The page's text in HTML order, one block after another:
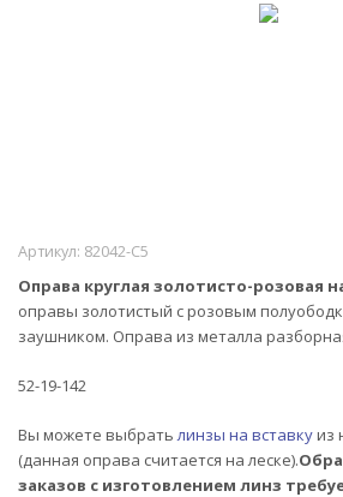
Артикул: 82042-C5
Оправа круглая золотисто-розовая
оправы золотистый с розовым
заушником. Оправа из металла
52-19-142
Вы можете выбратьлинзы на вставкуиз
(данная оправа считается на леске).
заказов с изготовлением линз